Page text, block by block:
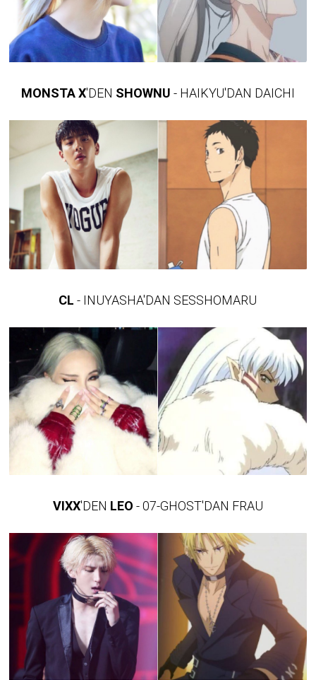
MONSTA X'DEN SHOWNU - HAIKYU'DAN DAICHI
CL - INUYASHA'DAN SESSHOMARU
VIXX'DEN LEO - 07-GHOST'DAN FRAU